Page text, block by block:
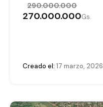
270.000.000
290.000.000
Gs.
Creado el: 17 marzo, 2026